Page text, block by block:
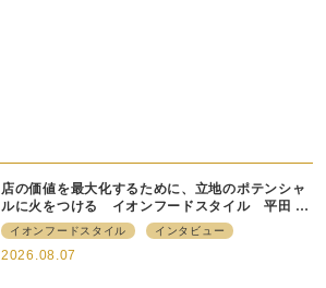
店の価値を最大化するために、立地のポテンシャ
ルに火をつける イオンフードスタイル 平田 炎
社長
イオンフードスタイル インタビュー
2026.08.07